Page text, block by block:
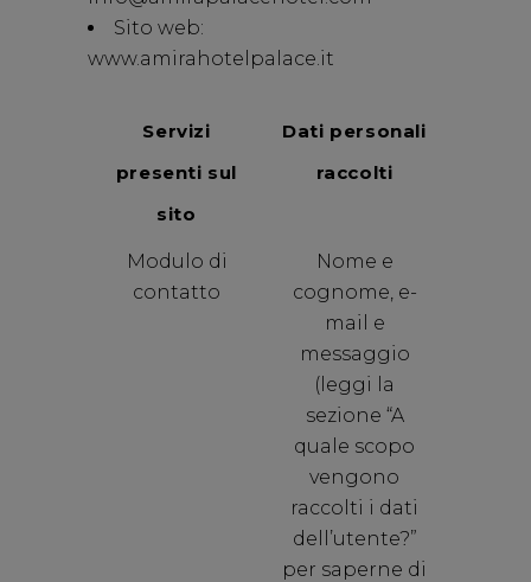
Sito web:
www.amirahotelpalace.it
Servizi
presenti sul
sito
Dati personali
raccolti
Modulo di
contatto
Nome e
cognome, e-
mail e
messaggio
(leggi la
sezione “A
quale scopo
vengono
raccolti i dati
dell’utente?”
per saperne di